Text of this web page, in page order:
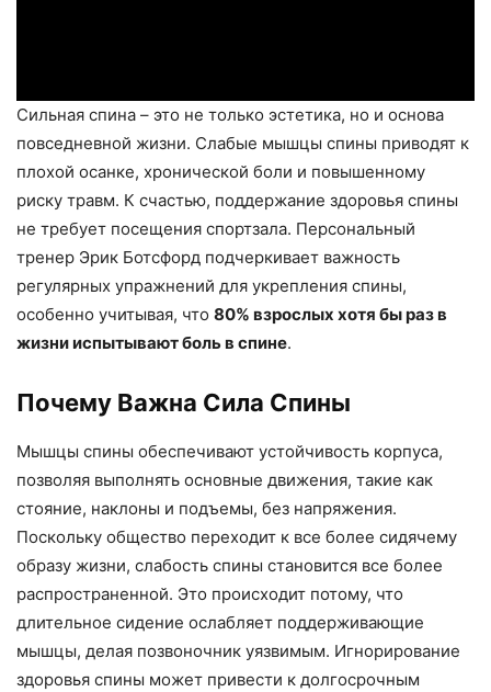
Сильная спина – это не только эстетика, но и основа
повседневной жизни. Слабые мышцы спины приводят к
плохой осанке, хронической боли и повышенному
риску травм. К счастью, поддержание здоровья спины
не требует посещения спортзала. Персональный
тренер Эрик Ботсфорд подчеркивает важность
регулярных упражнений для укрепления спины,
особенно учитывая, что 80% взрослых хотя бы раз в
жизни испытывают боль в спине.
Почему Важна Сила Спины
Мышцы спины обеспечивают устойчивость корпуса,
позволяя выполнять основные движения, такие как
стояние, наклоны и подъемы, без напряжения.
Поскольку общество переходит к все более сидячему
образу жизни, слабость спины становится все более
распространенной. Это происходит потому, что
длительное сидение ослабляет поддерживающие
мышцы, делая позвоночник уязвимым. Игнорирование
здоровья спины может привести к долгосрочным